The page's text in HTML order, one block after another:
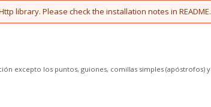
library. Please check the installation notes in
excepto los puntos, guiones, comillas simples (apóstrofos)